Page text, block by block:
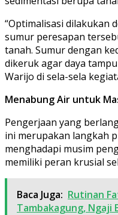
“Optimalisasi dilakukan
sumur peresapan
tanah. Sumur dengan
dikeruk agar daya
Warijo di sela-sela
Menabung Air untuk
Pengerjaan yang
ini merupakan langkah
menghadapi musim
memiliki peran krusial
Baca Juga: Rutinan
Tambakagung, Ngaji